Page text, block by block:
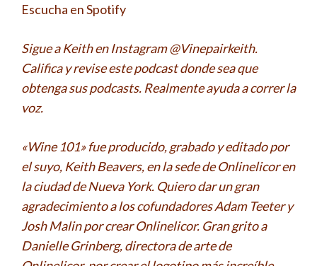
Escucha en Spotify
Sigue a Keith en Instagram @Vinepairkeith.
Califica y revise este podcast donde sea que
obtenga sus podcasts. Realmente ayuda a correr la
voz.
«Wine 101» fue producido, grabado y editado por
el suyo, Keith Beavers, en la sede de Onlinelicor en
la ciudad de Nueva York. Quiero dar un gran
agradecimiento a los cofundadores Adam Teeter y
Josh Malin por crear Onlinelicor. Gran grito a
Danielle Grinberg, directora de arte de